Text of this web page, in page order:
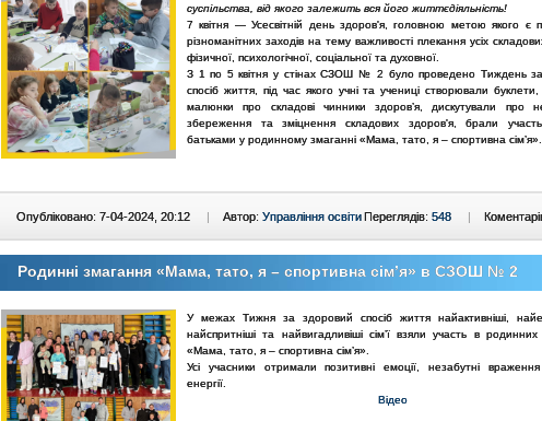
суспільства, від якого залежить вся його життєдіяльність!
7 квітня — Усесвітній день здоров'я, головною метою якого є
різноманітних заходів на тему важливості плекання усіх
фізичної, психологічної, соціальної та духовної.
З 1 по 5 квітня у стінах СЗОШ № 2 було проведено Тиждень
спосіб життя, під час якого учні та учениці створювали
малюнки про складові чинники здоровʼя, дискутували про
збереження та зміцнення складових здоров'я, брали
батьками у родинному змаганні «Мама, тато, я – спортивна сімʼя».
Опубліковано: 7-04-2024, 20:12 | Автор: Управління освітиПереглядів: 548 |
Родинні змагання «Мама, тато, я – спортивна сімʼя» в СЗОШ № 2
У межах Тижня за здоровий спосіб життя найактивніші,
найспритніші та найвигадливіші сімʼї взяли участь в
«Мама, тато, я – спортивна сімʼя».
Усі учасники отримали позитивні емоції, незабутні
енергії.
Відео